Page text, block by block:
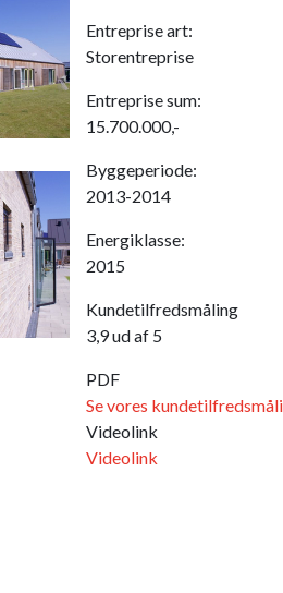
Entreprise art:
Storentreprise
Entreprise sum:
15.700.000,-
Byggeperiode:
2013-2014
Energiklasse:
2015
Kundetilfredsmåling
3,9 ud af 5
PDF
Se vores
Videolink
Videolink